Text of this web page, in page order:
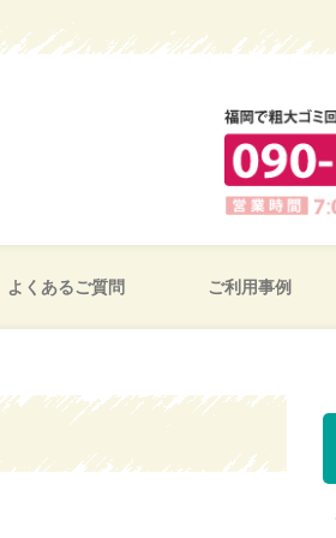
よくあるご質問 ご利用事例